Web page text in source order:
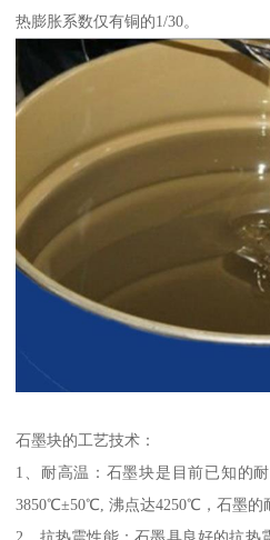
热膨胀系数仅有铜的1/30。
石墨块的工艺技术：
1、耐高温：石墨块是目前已知的
3850℃±50℃, 沸点达4250℃，石墨的
2、抗热震性能：石墨具良好的抗热